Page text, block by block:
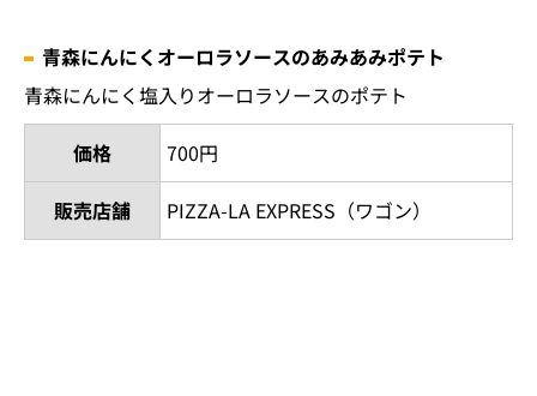
青森にんにくオーロラソースのあみあみポテト
青森にんにく塩入りオーロラソースのポテト
価格
700円
販売店舗
PIZZA-LA EXPRESS（ワゴン）